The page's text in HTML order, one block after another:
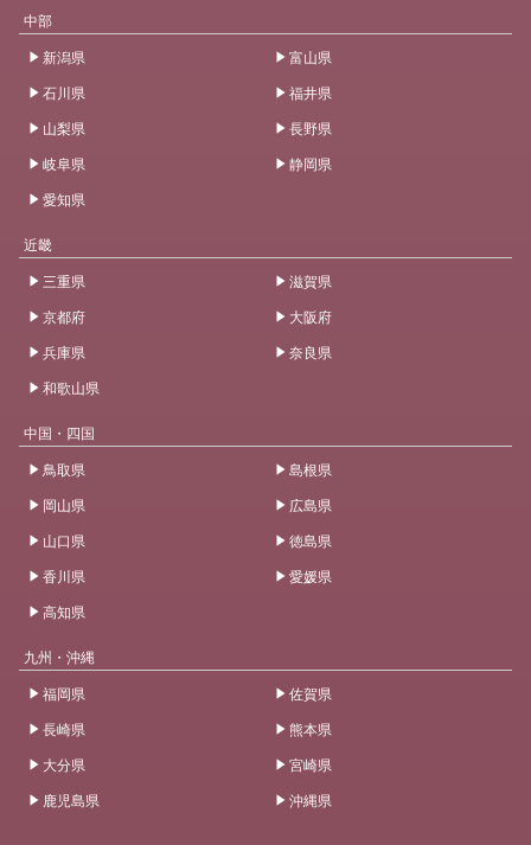
中部
新潟県
富山県
石川県
福井県
山梨県
長野県
岐阜県
静岡県
愛知県
近畿
三重県
滋賀県
京都府
大阪府
兵庫県
奈良県
和歌山県
中国・四国
鳥取県
島根県
岡山県
広島県
山口県
徳島県
香川県
愛媛県
高知県
九州・沖縄
福岡県
佐賀県
長崎県
熊本県
大分県
宮崎県
鹿児島県
沖縄県